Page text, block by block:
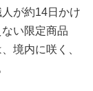
が約14日かけ
い限定商品
境内に咲く、